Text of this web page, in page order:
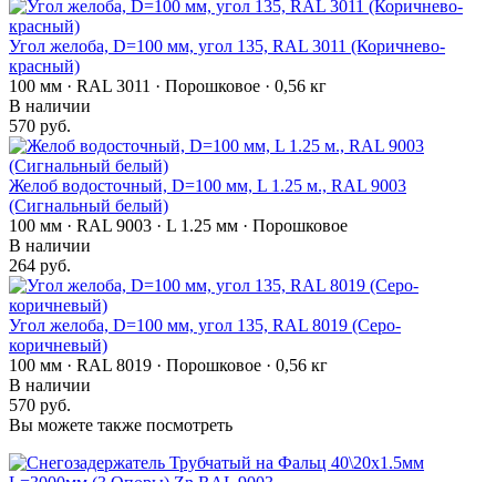
Угол желоба, D=100 мм, угол 135, RAL 3011 (Коричнево-
красный)
100 мм · RAL 3011 · Порошковое · 0,56 кг
В наличии
570 руб.
Желоб водосточный, D=100 мм, L 1.25 м., RAL 9003
(Сигнальный белый)
100 мм · RAL 9003 · L 1.25 мм · Порошковое
В наличии
264 руб.
Угол желоба, D=100 мм, угол 135, RAL 8019 (Серо-
коричневый)
100 мм · RAL 8019 · Порошковое · 0,56 кг
В наличии
570 руб.
Вы можете также посмотреть